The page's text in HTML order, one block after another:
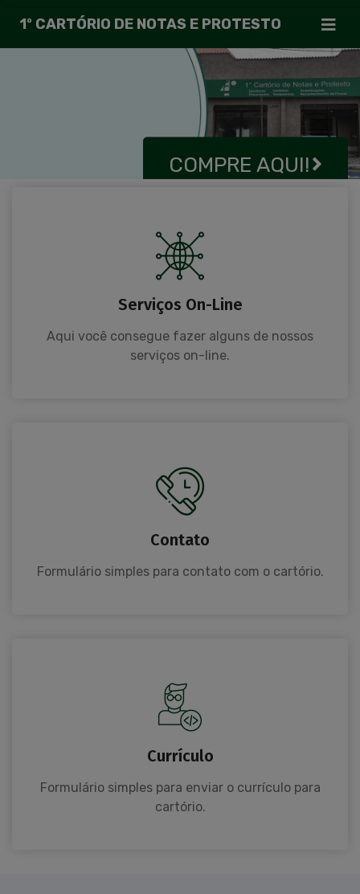
1º CARTÓRIO DE NOTAS E PROTESTO
COMPRE AQUI!
Serviços On-Line
Aqui você consegue fazer alguns de nossos
serviços on-line.
Contato
Formulário simples para contato com o cartório.
Currículo
Formulário simples para enviar o currículo para
cartório.